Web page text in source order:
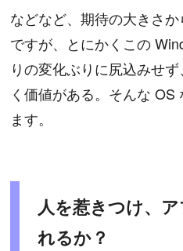
などなど、期待の大きさ
ですが、とにかくこの
りの変化ぶりに尻込みせ
く価値がある。そんな
ます。
人を惹きつけ、
れるか？